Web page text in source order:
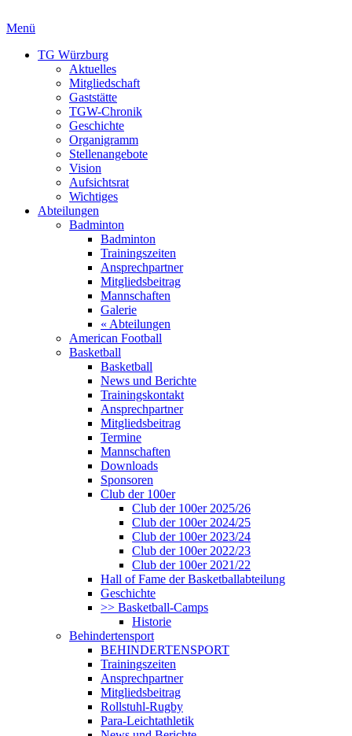
Menü
TG Würzburg
Aktuelles
Mitgliedschaft
Gaststätte
TGW-Chronik
Geschichte
Organigramm
Stellenangebote
Vision
Aufsichtsrat
Wichtiges
Abteilungen
Badminton
Badminton
Trainingszeiten
Ansprechpartner
Mitgliedsbeitrag
Mannschaften
Galerie
« Abteilungen
American Football
Basketball
Basketball
News und Berichte
Trainingskontakt
Ansprechpartner
Mitgliedsbeitrag
Termine
Mannschaften
Downloads
Sponsoren
Club der 100er
Club der 100er 2025/26
Club der 100er 2024/25
Club der 100er 2023/24
Club der 100er 2022/23
Club der 100er 2021/22
Hall of Fame der Basketballabteilung
Geschichte
>> Basketball-Camps
Historie
Behindertensport
BEHINDERTENSPORT
Trainingszeiten
Ansprechpartner
Mitgliedsbeitrag
Rollstuhl-Rugby
Para-Leichtathletik